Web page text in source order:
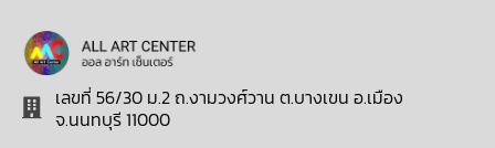
เลขที่ 56/30 ม.2 ถ.งามวงศ์วาน ต.บางเขน อ.เมือง
จ.นนทบุรี 11000